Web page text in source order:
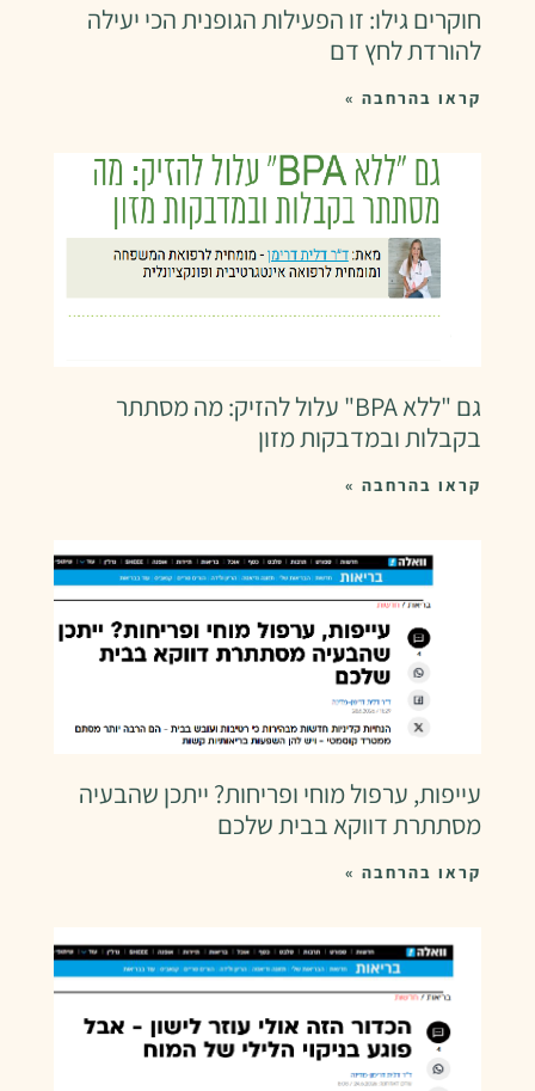
חוקרים גילו: זו הפעילות הגופנית הכי יעילה
להורדת לחץ דם
קראו בהרחבה »
גם "ללא BPA" עלול להזיק: מה מסתתר
בקבלות ובמדבקות מזון
קראו בהרחבה »
עייפות, ערפול מוחי ופריחות? ייתכן שהבעיה
מסתתרת דווקא בבית שלכם
קראו בהרחבה »